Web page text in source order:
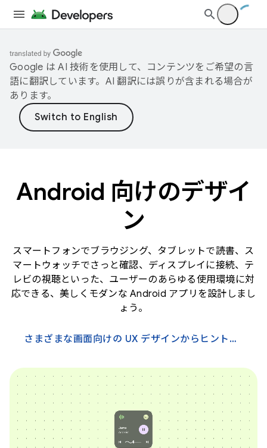
Google は AI 技術を使用して、コンテンツをご希望の言
語に翻訳しています。AI 翻訳には誤りが含まれる場合が
あります。
Android 向けのデザイ
ン
スマートフォンでブラウジング、タブレットで読書、ス
マートウォッチでさっと確認、ディスプレイに接続、テ
レビの視聴といった、ユーザーのあらゆる使用環境に対
応できる、美しくモダンな Android アプリを設計しまし
ょう。
さまざまな画面向けの UX デザインからヒントを得る →